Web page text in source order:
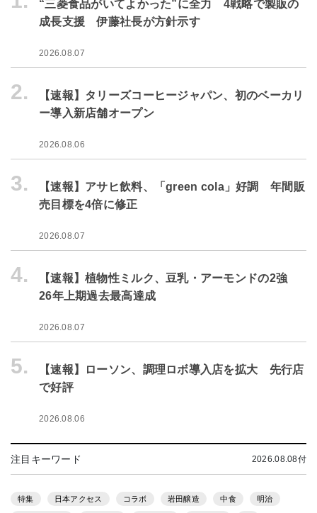
“三菱食品がいてよかった”に全力 4戦略で製販の
成長支援 伊藤社長が方針示す
2026.08.07
2.
【速報】タリーズコーヒージャパン、初のベーカリ
ー導入新店舗オープン
2026.08.06
3.
【速報】アサヒ飲料、「green cola」好調 年間販
売目標を4倍に修正
2026.08.07
4.
【速報】植物性ミルク、豆乳・アーモンドの2強
26年上期過去最高達成
2026.08.07
5.
【速報】ローソン、調理ロボ導入店を拡大 先行店
で好評
2026.08.06
注目キーワード 2026.08.08付
特集 日本アクセス コラボ 岩田醸造 中食 明治